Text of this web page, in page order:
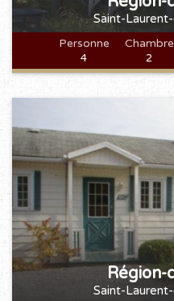
D L M
1
2
14
15 16
21
22 23
29 30
M
Saint-
Personne
4
Chambre
2
Région-
Saint-